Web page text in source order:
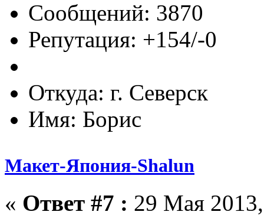
Сообщений: 3870
Репутация: +154/-0
Откуда: г. Северск
Имя: Борис
Макет-Япония-Shalun
« Ответ #7 : 29 Мая